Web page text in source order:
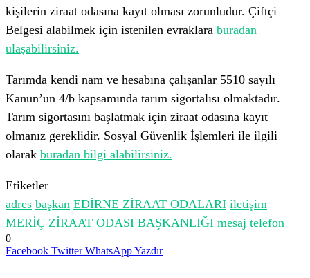
kişilerin ziraat odasına kayıt olması zorunludur. Çiftçi
Belgesi alabilmek için istenilen evraklara buradan
ulaşabilirsiniz.
Tarımda kendi nam ve hesabına çalışanlar 5510 sayılı
Kanun’un 4/b kapsamında tarım sigortalısı olmaktadır.
Tarım sigortasını başlatmak için ziraat odasına kayıt
olmanız gereklidir. Sosyal Güvenlik İşlemleri ile ilgili
olarak buradan bilgi alabilirsiniz.
Etiketler
adres başkan EDİRNE ZİRAAT ODALARI iletişim
MERİÇ ZİRAAT ODASI BAŞKANLIĞI mesaj telefon
0
Facebook Twitter WhatsAppYazdır